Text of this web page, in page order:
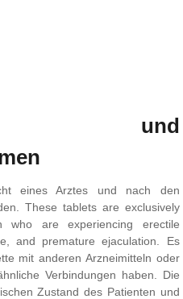
und
eines Arztes und nach den
These tablets are exclusively
are experiencing erectile
and premature ejaculation. Es
mit anderen Arzneimitteln oder
Verbindungen haben. Die
Zustand des Patienten und